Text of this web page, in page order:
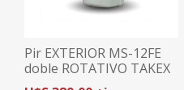
Pir EXTERIOR MS-12FE
doble ROTATIVO TAKEX